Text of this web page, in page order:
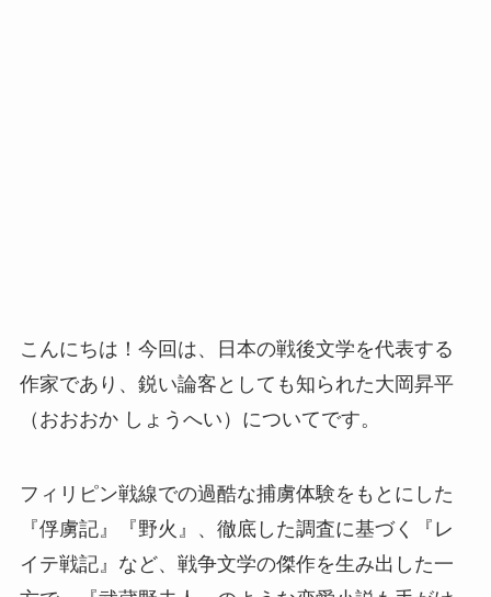
こんにちは！今回は、日本の戦後文学を代表する
作家であり、鋭い論客としても知られた大岡昇平
（おおおか しょうへい）についてです。
フィリピン戦線での過酷な捕虜体験をもとにした
『俘虜記』『野火』、徹底した調査に基づく『レ
イテ戦記』など、戦争文学の傑作を生み出した一